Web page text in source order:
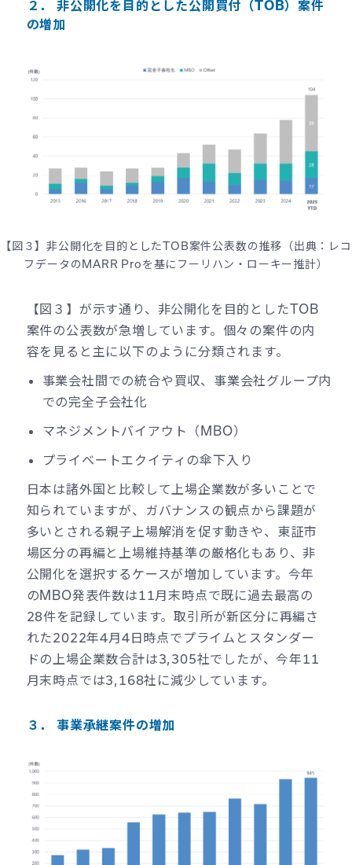
２． 非公開化を目的とした公開買付（TOB）案件
の増加
【図３】非公開化を目的としたTOB案件公表数の推移（出典：レコ
フデータのMARR Proを基にフーリハン・ローキー推計）
【図３】が示す通り、非公開化を目的としたTOB
案件の公表数が急増しています。個々の案件の内
容を見ると主に以下のように分類されます。
事業会社間での統合や買収、事業会社グループ内
での完全子会社化
マネジメントバイアウト（MBO）
プライベートエクイティの傘下入り
日本は諸外国と比較して上場企業数が多いことで
知られていますが、ガバナンスの観点から課題が
多いとされる親子上場解消を促す動きや、東証市
場区分の再編と上場維持基準の厳格化もあり、非
公開化を選択するケースが増加しています。今年
のMBO発表件数は11月末時点で既に過去最高の
28件を記録しています。取引所が新区分に再編さ
れた2022年4月4日時点でプライムとスタンダー
ドの上場企業数合計は3,305社でしたが、今年11
月末時点では3,168社に減少しています。
３． 事業承継案件の増加